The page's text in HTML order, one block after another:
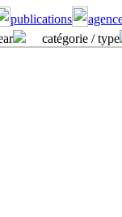
publications
catégorie / type